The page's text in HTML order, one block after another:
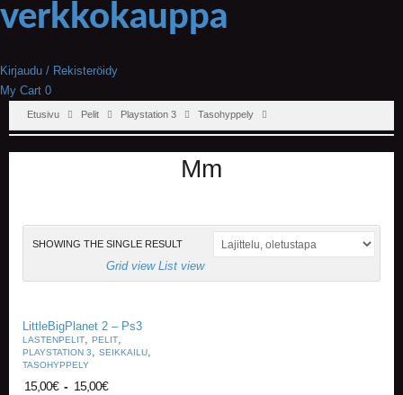
Kirjaudu / Rekisteröidy
My Cart 0
Etusivu Pelit Playstation 3 Tasohyppely
Mm
SHOWING THE SINGLE RESULT
Grid view List view
LittleBigPlanet 2 – Ps3
LASTENPELIT, PELIT,
PLAYSTATION 3, SEIKKAILU,
TASOHYPPELY
15,00€ - 15,00€